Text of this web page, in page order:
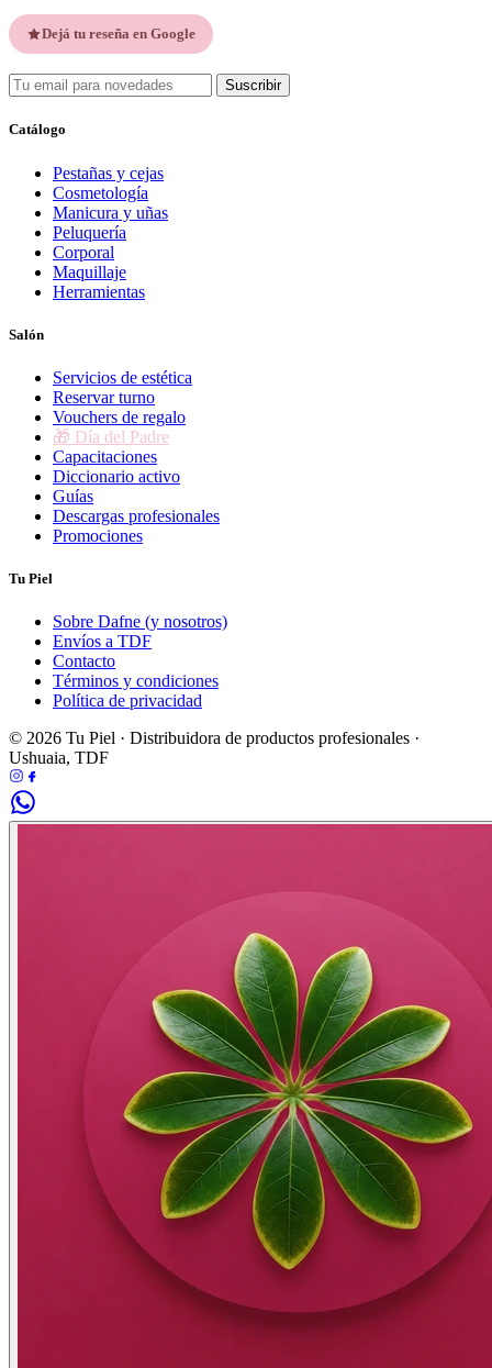
Dejá tu reseña en Google
Suscribir
Catálogo
Pestañas y cejas
Cosmetología
Manicura y uñas
Peluquería
Corporal
Maquillaje
Herramientas
Salón
Servicios de estética
Reservar turno
Vouchers de regalo
🎁 Día del Padre
Capacitaciones
Diccionario activo
Guías
Descargas profesionales
Promociones
Tu Piel
Sobre Dafne (y nosotros)
Envíos a TDF
Contacto
Términos y condiciones
Política de privacidad
© 2026 Tu Piel · Distribuidora de productos profesionales ·
Ushuaia, TDF